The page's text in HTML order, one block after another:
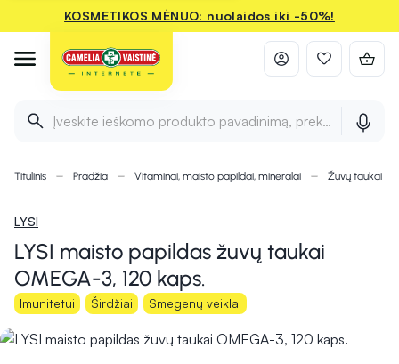
KOSMETIKOS MĖNUO: nuolaidos iki -50%!
Įveskite ieškomo produkto pavadinimą, prekės ženklą ir
Titulinis Pradžia Vitaminai, maisto papildai, mineralai Žuvų taukai ir
LYSI
LYSI maisto papildas žuvų taukai
OMEGA-3, 120 kaps.
Imunitetui Širdžiai Smegenų veiklai